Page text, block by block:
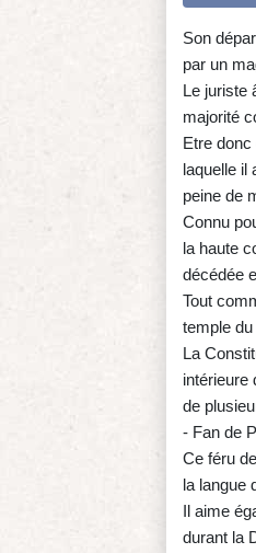
Son
par un
Le juriste
majorité
Etre
laquelle il
peine de
Connu
la haute
décédée
Tout
temple
La
intérieure
de
- Fan de
Ce féru
la langue
Il aime
durant la